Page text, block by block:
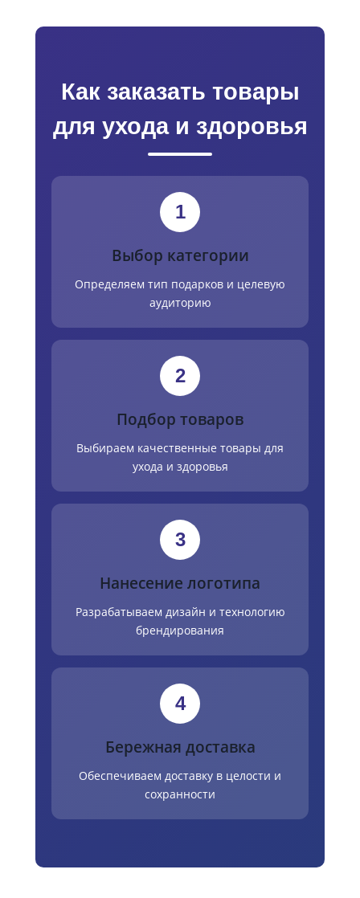
Как заказать товары
для ухода и здоровья
1
Выбор категории
Определяем тип подарков и целевую
аудиторию
2
Подбор товаров
Выбираем качественные товары для
ухода и здоровья
3
Нанесение логотипа
Разрабатываем дизайн и технологию
брендирования
4
Бережная доставка
Обеспечиваем доставку в целости и
сохранности